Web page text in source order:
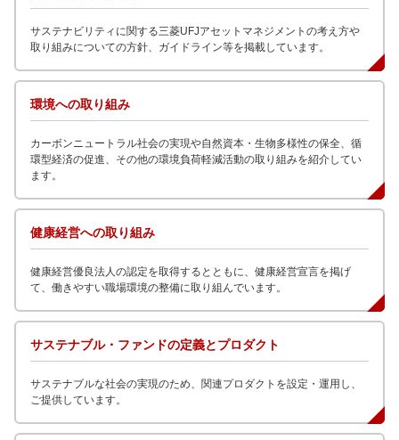
サステナビリティに関する三菱UFJアセットマネジメントの考え方や
取り組みについての方針、ガイドライン等を掲載しています。
環境への取り組み
カーボンニュートラル社会の実現や自然資本・生物多様性の保全、循
環型経済の促進、その他の環境負荷軽減活動の取り組みを紹介してい
ます。
健康経営への取り組み
健康経営優良法人の認定を取得するとともに、健康経営宣言を掲げ
て、働きやすい職場環境の整備に取り組んでいます。
サステナブル・ファンドの定義とプロダクト
サステナブルな社会の実現のため、関連プロダクトを設定・運用し、
ご提供しています。